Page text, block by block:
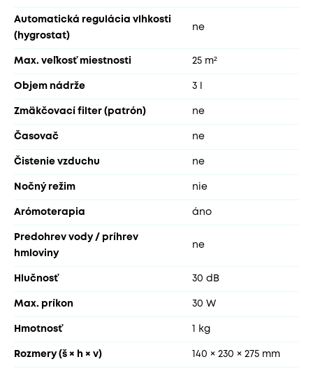
Automatická regulácia vlhkosti
(hygrostat)
ne
Max. veľkosť miestnosti 25 m²
Objem nádrže 3 l
Zmäkčovací filter (patrón) ne
Časovač ne
Čistenie vzduchu ne
Nočný režim nie
Arómoterapia áno
Predohrev vody / príhrev
hmloviny
ne
Hlučnosť 30 dB
Max. príkon 30 W
Hmotnosť 1 kg
Rozmery (š × h × v) 140 × 230 × 275 mm